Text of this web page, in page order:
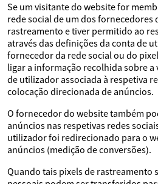
Se um visitante do website for
rede social de um dos fornecedores
rastreamento e tiver permitido ao
através das definições da conta de
fornecedor da rede social ou do
ligar a informação recolhida sobre a
de utilizador associada à respetiva
colocação direcionada de anúncios.
O fornecedor do website também
anúncios nas respetivas redes
utilizador foi redirecionado para o
anúncios (medição de conversões).
Quando tais pixels de rastreamento